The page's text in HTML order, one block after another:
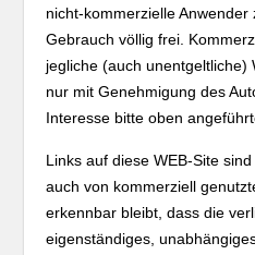
nicht-kommerzielle
Gebrauch völlig frei.
jegliche (auch unentgeltliche)
nur mit Genehmigung des
Interesse bitte oben
Links auf diese WEB-Site
auch von kommerziell
erkennbar bleibt, dass die
eigenständiges,